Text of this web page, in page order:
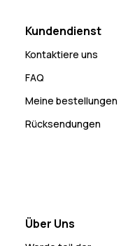
Kundendienst
Kontaktiere uns
FAQ
Meine bestellungen
Rücksendungen
Über Uns